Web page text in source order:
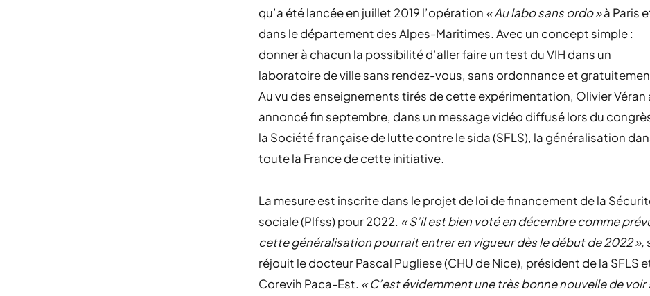
qu’a été lancée en juillet 2019 l’opération « Au labo sans ordo »à Paris
dans le département des Alpes-Maritimes. Avec un concept simple :
donner à chacun la possibilité d’aller faire un test du VIH dans un
laboratoire de ville sans rendez-vous, sans ordonnance et
Au vu des enseignements tirés de cette expérimentation, Olivier Véran
annoncé fin septembre, dans un message vidéo diffusé lors du
la Société française de lutte contre le sida (SFLS), la généralisation
toute la France de cette initiative.
La mesure est inscrite dans le projet de loi de financement de la
sociale (Plfss) pour 2022. « S’il est bien voté en décembre comme
cette généralisation pourrait entrer en vigueur dès le début de 2022 »,
réjouit le docteur Pascal Pugliese (CHU de Nice), président de la SFLS
Corevih Paca-Est. « C’est évidemment une très bonne nouvelle de voir